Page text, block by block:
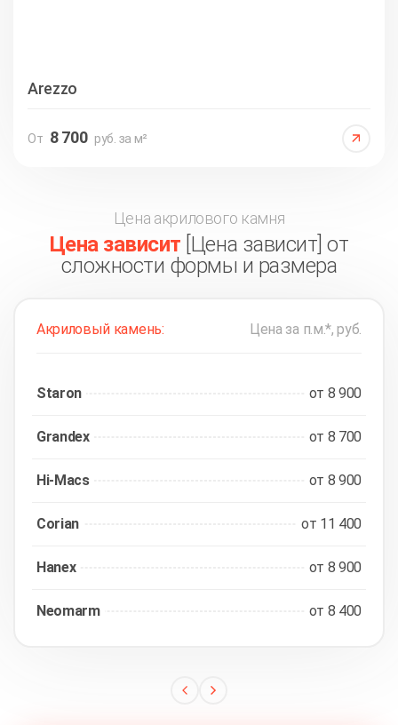
Arezzo
От 8 700 руб. за м²
Цена акрилового камня
Цена зависит [Цена зависит] от
сложности формы и размера
Акриловый камень: Цена за п.м.*, руб.
Staron от 8 900
Grandex от 8 700
Hi-Macs от 8 900
Corian от 11 400
Hanex от 8 900
Neomarm от 8 400